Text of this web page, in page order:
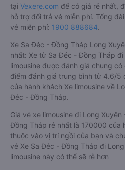
tại Vexere.com để có giá rẻ nhất,
hỗ trợ đổi trả vé miễn phí. Tổng
vé miễn phí: 1900 888684.
Xe Sa Đéc - Đồng Tháp Long
nhất: Xe từ Sa Đéc - Đồng Tháp đi
limousine được đánh giá chung
điểm đánh giá trung bình từ 4.6/5
của hành khách Xe limousine về
Đéc - Đồng Tháp.
Giá vé xe limousine đi Long
Đồng Tháp rẻ nhất là 170000 của
thuộc vào vị trí ngồi của bạn và
vé Xe Sa Đéc - Đồng Tháp đi
limousine này có thể sẽ rẻ hơn